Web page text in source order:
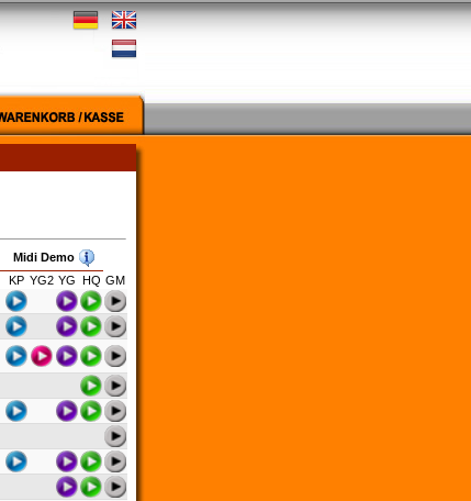
Midi Demo
KP YG2 YG HQ GM